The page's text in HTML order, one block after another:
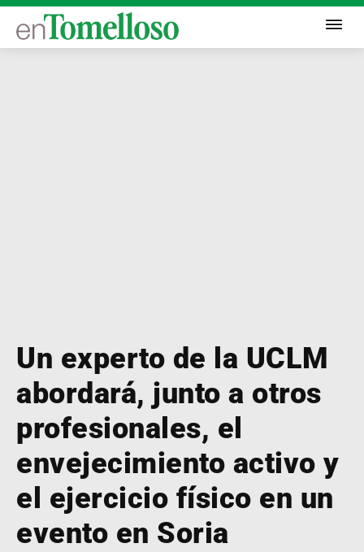
Un experto de la UCLM
abordará, junto a otros
profesionales, el
envejecimiento activo y
el ejercicio físico en un
evento en Soria